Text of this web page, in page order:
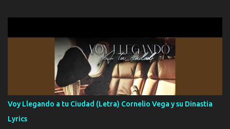
cariño de mi alma Que pa febrero vendré frente a ti con mis
preguntas y digas que sí hacernos novios y verte feliz y muy
contenta como yo por ti Música Pregúntame qué es lo que me
enamora pa describirte unas cuantas horas también pregunta que
quiero contigo que seas dichosa al estar conmigo Y ya borracho
contéstame la llamada pa dedicarte unas bonitas palabras así
borracho me animo a decirte todo y puedo describirlo mucho que
me encantes Decirte que me siento muy feliz y emocionado por
Voy Llegando a tu Ciudad (Letra) Cornelio Vega y su Dinastia
Lyrics